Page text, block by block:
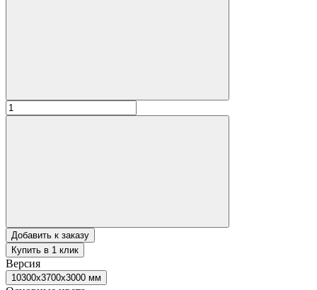
Добавить к заказу
Купить в 1 клик
Версия
10300x3700x3000 мм